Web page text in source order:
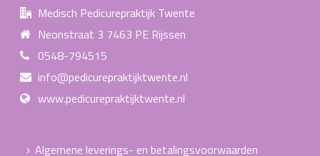
Medisch Pedicurepraktijk Twente
Neonstraat 3 7463 PE Rijssen
0548-794515
info@pedicurepraktijktwente.nl
www.pedicurepraktijktwente.nl
Algemene leverings- en betalingsvoorwaarden